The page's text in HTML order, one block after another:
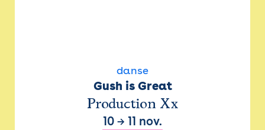
danse
Gush is Great
Production Xx
10 → 11 nov.